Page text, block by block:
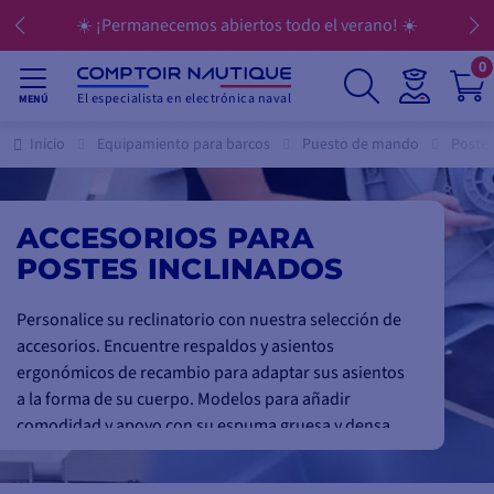
abiertos todo el verano! ☀️ 💳
MENÚ El especialista en electrónica naval
0
Inicio Equipamiento para barcos Puesto de mando Poste
ACCESORIOS PARA
POSTES INCLINADOS
Personalice su reclinatorio con nuestra selección de
accesorios. Encuentre respaldos y asientos
ergonómicos de recambio para adaptar sus asientos
a la forma de su cuerpo. Modelos para añadir
comodidad y apoyo con su espuma gruesa y densa.
Guarde lo que necesite al alcance de la mano con
nuestras bolsas de almacenamiento que se deslizan